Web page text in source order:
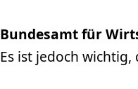
Bundesamt für
ist jedoch wichtig,